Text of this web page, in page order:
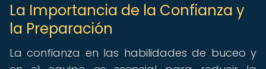
La Importancia de la Confianza y
la Preparación
La confianza en las habilidades de buceo y